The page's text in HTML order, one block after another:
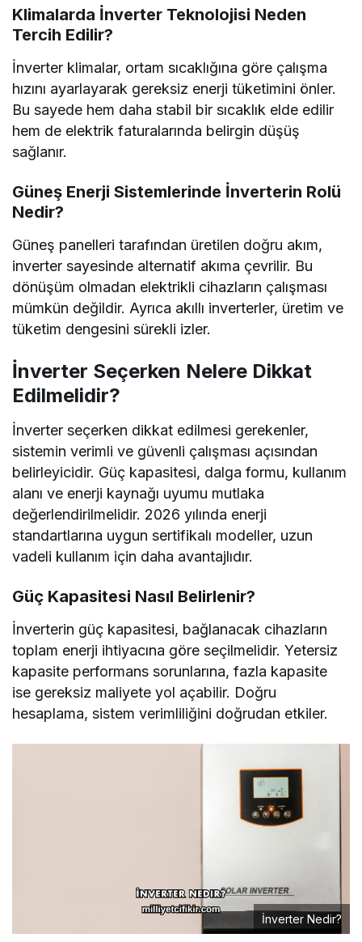
Klimalarda İnverter Teknolojisi Neden
Tercih Edilir?
İnverter klimalar, ortam sıcaklığına göre çalışma
hızını ayarlayarak gereksiz enerji tüketimini önler.
Bu sayede hem daha stabil bir sıcaklık elde edilir
hem de elektrik faturalarında belirgin düşüş
sağlanır.
Güneş Enerji Sistemlerinde İnverterin Rolü
Nedir?
Güneş panelleri tarafından üretilen doğru akım,
inverter sayesinde alternatif akıma çevrilir. Bu
dönüşüm olmadan elektrikli cihazların çalışması
mümkün değildir. Ayrıca akıllı inverterler, üretim ve
tüketim dengesini sürekli izler.
İnverter Seçerken Nelere Dikkat
Edilmelidir?
İnverter seçerken dikkat edilmesi gerekenler,
sistemin verimli ve güvenli çalışması açısından
belirleyicidir. Güç kapasitesi, dalga formu, kullanım
alanı ve enerji kaynağı uyumu mutlaka
değerlendirilmelidir. 2026 yılında enerji
standartlarına uygun sertifikalı modeller, uzun
vadeli kullanım için daha avantajlıdır.
Güç Kapasitesi Nasıl Belirlenir?
İnverterin güç kapasitesi, bağlanacak cihazların
toplam enerji ihtiyacına göre seçilmelidir. Yetersiz
kapasite performans sorunlarına, fazla kapasite
ise gereksiz maliyete yol açabilir. Doğru
hesaplama, sistem verimliliğini doğrudan etkiler.
İnverter Nedir?